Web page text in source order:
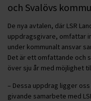
och Svalövs
De nya avtalen, där LSR
uppdragsgivare, omfattar
under kommunalt ansvar
Det är ett omfattande och
över sju år med möjlighet
– Dessa uppdrag ligger
givande samarbete med